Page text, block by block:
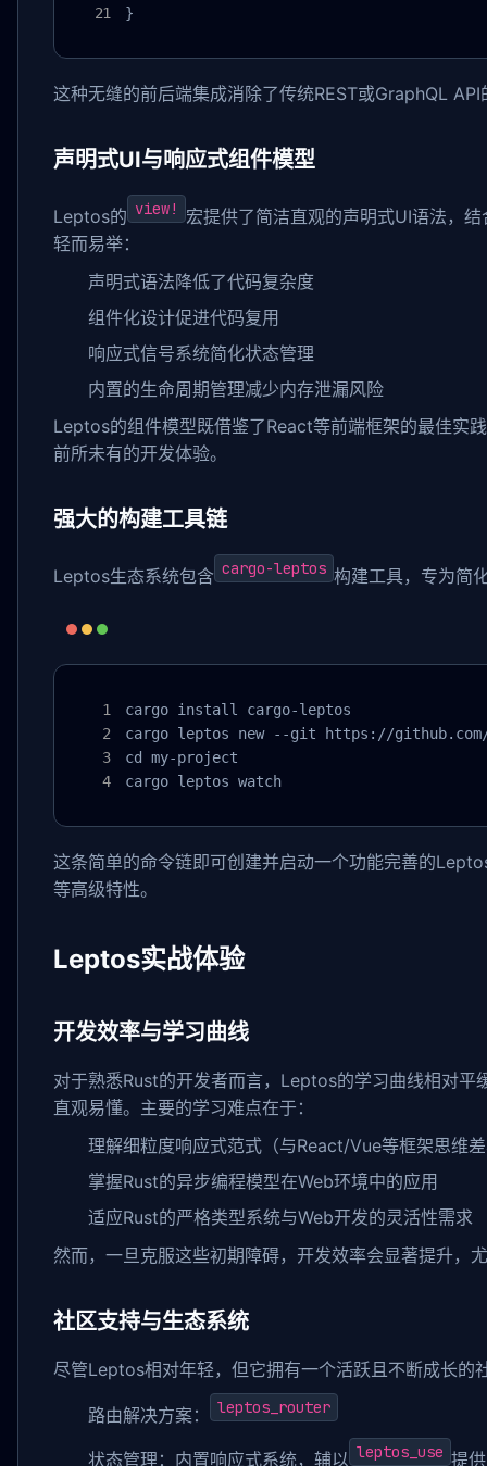
}
这种无缝的前后端集成消除了传统REST或GraphQL
声明式UI与响应式组件模型
Leptos的 view!
宏提供了简洁直观的声明式UI语法，
轻而易举：
声明式语法降低了代码复杂度
组件化设计促进代码复用
响应式信号系统简化状态管理
内置的生命周期管理减少内存泄漏风险
Leptos的组件模型既借鉴了React等前端框架的最佳实
前所未有的开发体验。
强大的构建工具链
Leptos生态系统包含 cargo-leptos 构建工具，专为简
cargo install cargo-leptos
cargo leptos new --git https://
cd my-project
cargo leptos watch
这条简单的命令链即可创建并启动一个功能完善的
等高级特性。
Leptos实战体验
开发效率与学习曲线
对于熟悉Rust的开发者而言，Leptos的学习曲线相对平
直观易懂。主要的学习难点在于：
理解细粒度响应式范式（与React/Vue等框架思维
掌握Rust的异步编程模型在Web环境中的应用
适应Rust的严格类型系统与Web开发的灵活性需求
然而，一旦克服这些初期障碍，开发效率会显著提升，
社区支持与生态系统
尽管Leptos相对年轻，但它拥有一个活跃且不断成长的
路由解决方案： leptos_router
状态管理：内置响应式系统，辅以 leptos_use 提